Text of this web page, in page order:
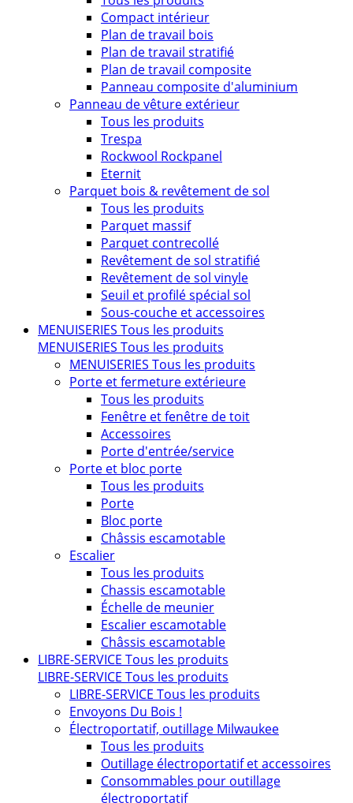
Compact intérieur
Plan de travail bois
Plan de travail stratifié
Plan de travail composite
Panneau composite d'aluminium
Panneau de vêture extérieur
Tous les produits
Trespa
Rockwool Rockpanel
Eternit
Parquet bois & revêtement de sol
Tous les produits
Parquet massif
Parquet contrecollé
Revêtement de sol stratifié
Revêtement de sol vinyle
Seuil et profilé spécial sol
Sous-couche et accessoires
MENUISERIES Tous les produits
MENUISERIES Tous les produits
MENUISERIES Tous les produits
Porte et fermeture extérieure
Tous les produits
Fenêtre et fenêtre de toit
Accessoires
Porte d'entrée/service
Porte et bloc porte
Tous les produits
Porte
Bloc porte
Châssis escamotable
Escalier
Tous les produits
Chassis escamotable
Échelle de meunier
Escalier escamotable
Châssis escamotable
LIBRE-SERVICE Tous les produits
LIBRE-SERVICE Tous les produits
LIBRE-SERVICE Tous les produits
Envoyons Du Bois !
Électroportatif, outillage Milwaukee
Tous les produits
Outillage électroportatif et accessoires
Consommables pour outillage
électroportatif